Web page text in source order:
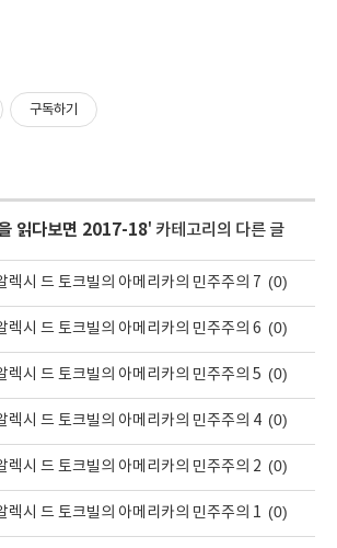
구독하기
읽다보면 2017-18' 카테고리의 다른 글
렉시 드 토크빌의 아메리카의 민주주의 7 (0)
렉시 드 토크빌의 아메리카의 민주주의 6 (0)
렉시 드 토크빌의 아메리카의 민주주의 5 (0)
렉시 드 토크빌의 아메리카의 민주주의 4 (0)
렉시 드 토크빌의 아메리카의 민주주의 2 (0)
렉시 드 토크빌의 아메리카의 민주주의 1 (0)